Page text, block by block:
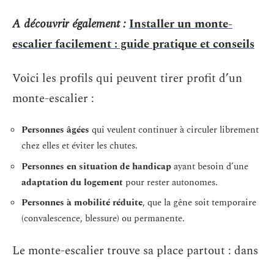
A découvrir également :Installer un monte-
escalier facilement : guide pratique et conseils
Voici les profils qui peuvent tirer profit d’un
monte-escalier :
Personnes âgées qui veulent continuer à circuler librement
chez elles et éviter les chutes.
Personnes en situation de handicapayant besoin d’une
adaptation du logement pour rester autonomes.
Personnes à mobilité réduite, que la gêne soit temporaire
(convalescence, blessure) ou permanente.
Le monte-escalier trouve sa place partout : dans